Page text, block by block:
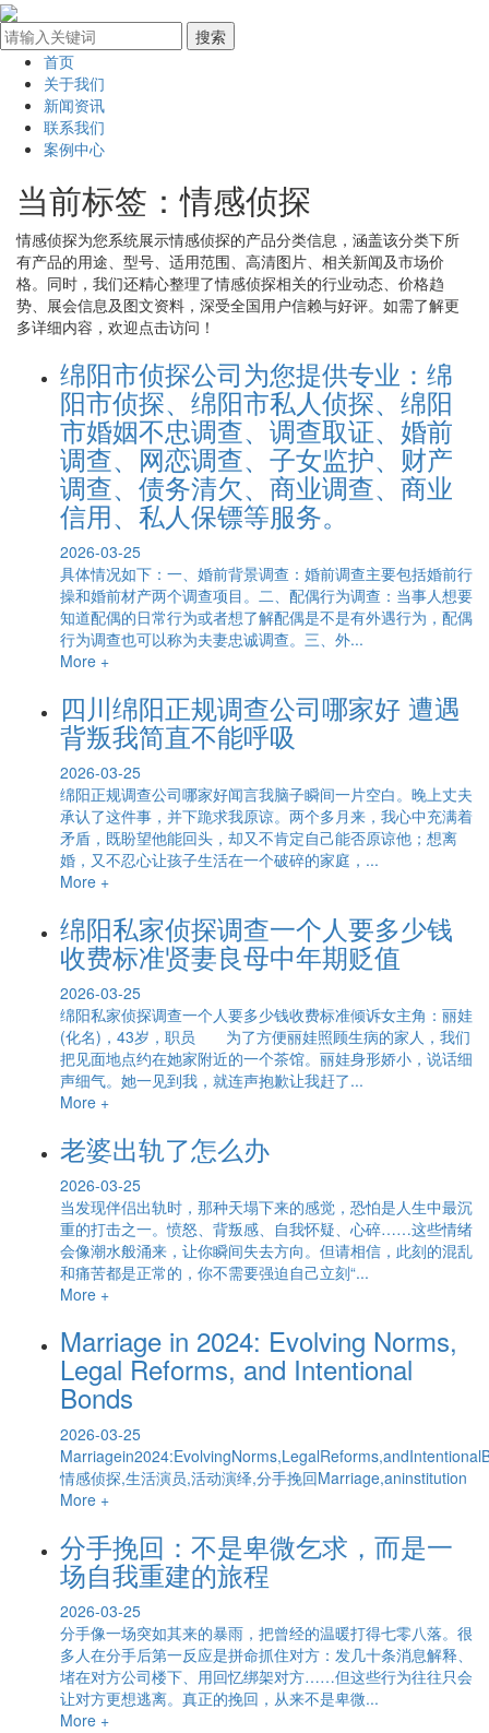
首页
关于我们
新闻资讯
联系我们
案例中心
当前标签：情感侦探
情感侦探为您系统展示情感侦探的产品分类信息，涵盖该分类下所
有产品的用途、型号、适用范围、高清图片、相关新闻及市场价
格。同时，我们还精心整理了情感侦探相关的行业动态、价格趋
势、展会信息及图文资料，深受全国用户信赖与好评。如需了解更
多详细内容，欢迎点击访问！
绵阳市侦探公司为您提供专业：绵
阳市侦探、绵阳市私人侦探、绵阳
市婚姻不忠调查、调查取证、婚前
调查、网恋调查、子女监护、财产
调查、债务清欠、商业调查、商业
信用、私人保镖等服务。
2026-03-25
具体情况如下：一、婚前背景调查：婚前调查主要包括婚前行
操和婚前材产两个调查项目。二、配偶行为调查：当事人想要
知道配偶的日常行为或者想了解配偶是不是有外遇行为，配偶
行为调查也可以称为夫妻忠诚调查。三、外...
More +
四川绵阳正规调查公司哪家好 遭遇
背叛我简直不能呼吸
2026-03-25
绵阳正规调查公司哪家好闻言我脑子瞬间一片空白。晚上丈夫
承认了这件事，并下跪求我原谅。两个多月来，我心中充满着
矛盾，既盼望他能回头，却又不肯定自己能否原谅他；想离
婚，又不忍心让孩子生活在一个破碎的家庭，...
More +
绵阳私家侦探调查一个人要多少钱
收费标准贤妻良母中年期贬值
2026-03-25
绵阳私家侦探调查一个人要多少钱收费标准倾诉女主角：丽娃
(化名)，43岁，职员 为了方便丽娃照顾生病的家人，我们
把见面地点约在她家附近的一个茶馆。丽娃身形娇小，说话细
声细气。她一见到我，就连声抱歉让我赶了...
More +
老婆出轨了怎么办
2026-03-25
当发现伴侣出轨时，那种天塌下来的感觉，恐怕是人生中最沉
重的打击之一。愤怒、背叛感、自我怀疑、心碎……这些情绪
会像潮水般涌来，让你瞬间失去方向。但请相信，此刻的混乱
和痛苦都是正常的，你不需要强迫自己立刻“...
More +
Marriage in 2024: Evolving Norms,
Legal Reforms, and Intentional
Bonds
2026-03-25
情感侦探,生活演员,活动演绎,分手挽回Marriage,aninstitution
More +
分手挽回：不是卑微乞求，而是一
场自我重建的旅程
2026-03-25
分手像一场突如其来的暴雨，把曾经的温暖打得七零八落。很
多人在分手后第一反应是拼命抓住对方：发几十条消息解释、
堵在对方公司楼下、用回忆绑架对方……但这些行为往往只会
让对方更想逃离。真正的挽回，从来不是卑微...
More +